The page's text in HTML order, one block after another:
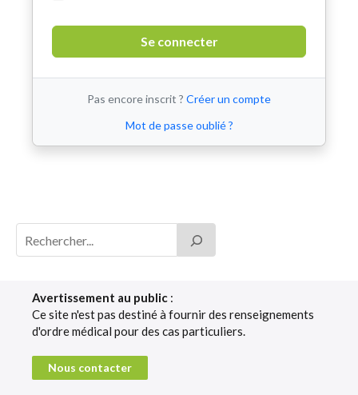
Pas encore inscrit ? Créer un compte
Mot de passe oublié ?
Avertissement au public :
Ce site n'est pas destiné à fournir des renseignements
d'ordre médical pour des cas particuliers.
Nous contacter